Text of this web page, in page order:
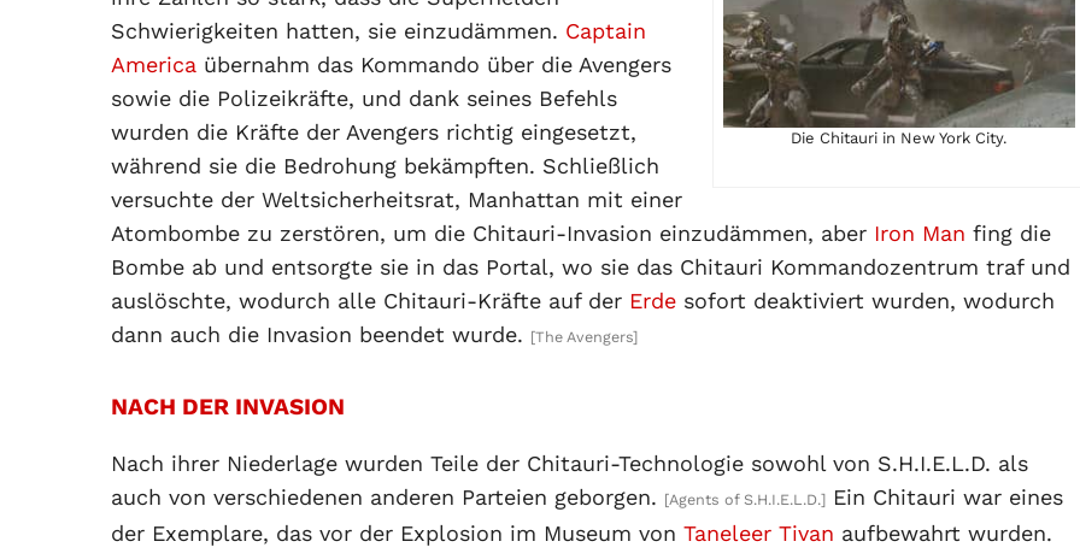
Die Chitauri in New York City.
Schwierigkeiten hatten, sie einzudämmen. Captain
America übernahm das Kommando über die Avengers
sowie die Polizeikräfte, und dank seines Befehls
wurden die Kräfte der Avengers richtig eingesetzt,
während sie die Bedrohung bekämpften. Schließlich
versuchte der Weltsicherheitsrat, Manhattan mit einer
Atombombe zu zerstören, um die Chitauri-Invasion einzudämmen, aber Iron Man fing die
Bombe ab und entsorgte sie in das Portal, wo sie das Chitauri Kommandozentrum traf und
auslöschte, wodurch alle Chitauri-Kräfte auf der Erde sofort deaktiviert wurden, wodurch
dann auch die Invasion beendet wurde. [The Avengers]
NACH DER INVASION
Nach ihrer Niederlage wurden Teile der Chitauri-Technologie sowohl von S.H.I.E.L.D. als
auch von verschiedenen anderen Parteien geborgen. [Agents of S.H.I.E.L.D.] Ein Chitauri war eines
der Exemplare, das vor der Explosion im Museum von Taneleer Tivan aufbewahrt wurden.